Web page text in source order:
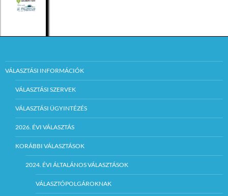
VÁLASZTÁSI INFORMÁCIÓK
VÁLASZTÁSI SZERVEK
VÁLASZTÁSI ÜGYINTÉZÉS
2026. ÉVI VÁLASZTÁS
KORÁBBI VÁLASZTÁSOK
2024. ÉVI ÁLTALÁNOS VÁLASZTÁSOK
VÁLASZTÓPOLGÁROKNAK